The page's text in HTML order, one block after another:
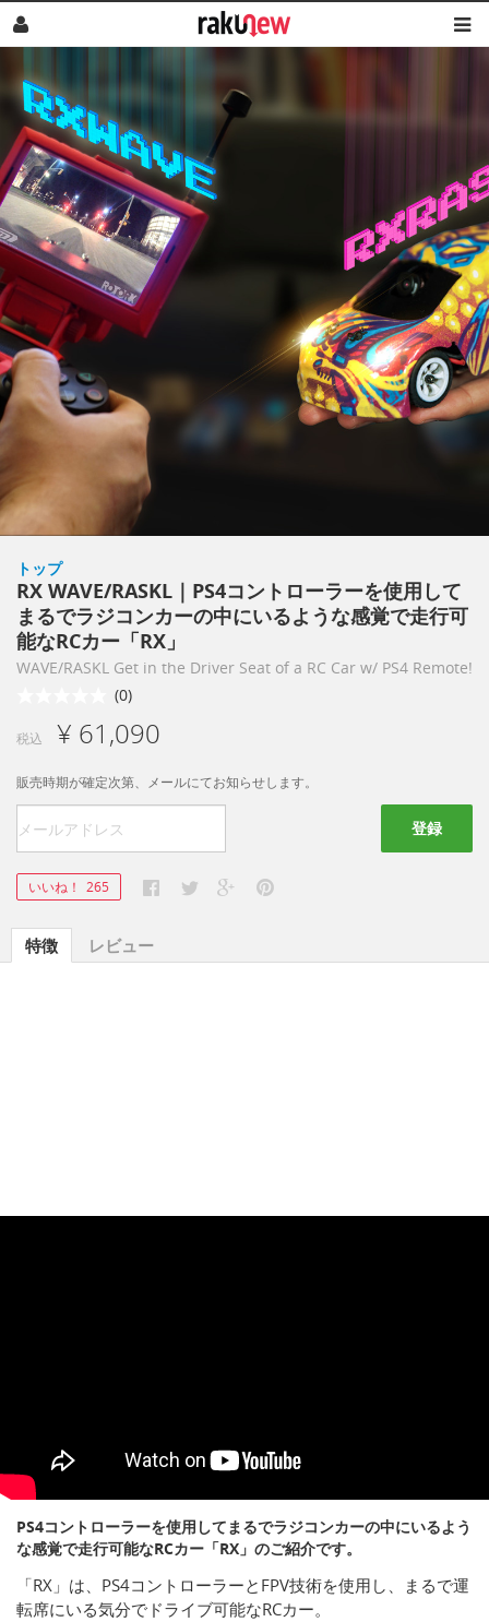
トップ
RX WAVE/RASKL｜PS4コントローラーを使用して
まるでラジコンカーの中にいるような感覚で走行可
能なRCカー「RX」
WAVE/RASKL Get in the Driver Seat of a RC Car w/ PS4 Remote!
(0)
税込 ¥ 61,090
販売時期が確定次第、メールにてお知らせします。
登録
いいね！ 265
特徴 レビュー
PS4コントローラーを使用してまるでラジコンカーの中にいるよう
な感覚で走行可能なRCカー「RX」のご紹介です。
「RX」は、PS4コントローラーとFPV技術を使用し、まるで運
転席にいる気分でドライブ可能なRCカー。